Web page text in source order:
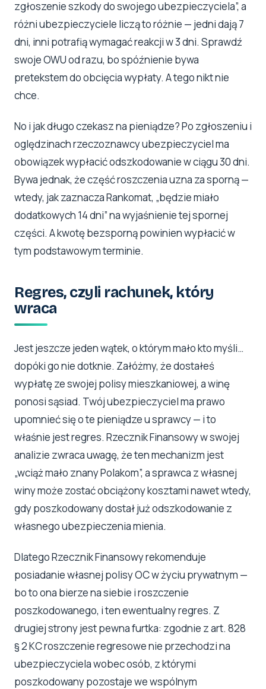
zgłoszenie szkody do swojego ubezpieczyciela”, a
różni ubezpieczyciele liczą to różnie — jedni dają 7
dni, inni potrafią wymagać reakcji w 3 dni. Sprawdź
swoje OWU od razu, bo spóźnienie bywa
pretekstem do obcięcia wypłaty. A tego nikt nie
chce.
No i jak długo czekasz na pieniądze? Po zgłoszeniu i
oględzinach rzeczoznawcy ubezpieczyciel ma
obowiązek wypłacić odszkodowanie w ciągu 30 dni.
Bywa jednak, że część roszczenia uzna za sporną —
wtedy, jak zaznacza Rankomat, „będzie miało
dodatkowych 14 dni” na wyjaśnienie tej spornej
części. A kwotę bezsporną powinien wypłacić w
tym podstawowym terminie.
Regres, czyli rachunek, który
wraca
Jest jeszcze jeden wątek, o którym mało kto myśli…
dopóki go nie dotknie. Załóżmy, że dostałeś
wypłatę ze swojej polisy mieszkaniowej, a winę
ponosi sąsiad. Twój ubezpieczyciel ma prawo
upomnieć się o te pieniądze u sprawcy — i to
właśnie jest regres. Rzecznik Finansowy w swojej
analizie zwraca uwagę, że ten mechanizm jest
„wciąż mało znany Polakom”, a sprawca z własnej
winy może zostać obciążony kosztami nawet wtedy,
gdy poszkodowany dostał już odszkodowanie z
własnego ubezpieczenia mienia.
Dlatego Rzecznik Finansowy rekomenduje
posiadanie własnej polisy OC w życiu prywatnym —
bo to ona bierze na siebie i roszczenie
poszkodowanego, i ten ewentualny regres. Z
drugiej strony jest pewna furtka: zgodnie z art. 828
§ 2 KC roszczenie regresowe nie przechodzi na
ubezpieczyciela wobec osób, z którymi
poszkodowany pozostaje we wspólnym